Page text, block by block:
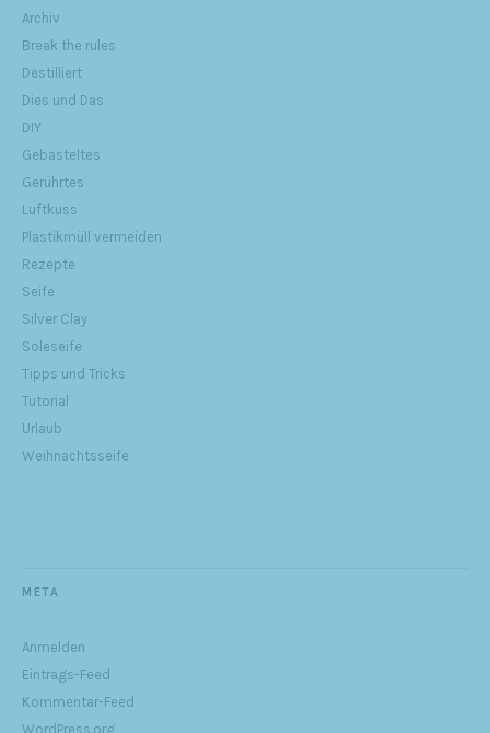
Archiv
Break the rules
Destilliert
Dies und Das
DIY
Gebasteltes
Gerührtes
Luftkuss
Plastikmüll vermeiden
Rezepte
Seife
Silver Clay
Soleseife
Tipps und Tricks
Tutorial
Urlaub
Weihnachtsseife
META
Anmelden
Eintrags-Feed
Kommentar-Feed
WordPress.org